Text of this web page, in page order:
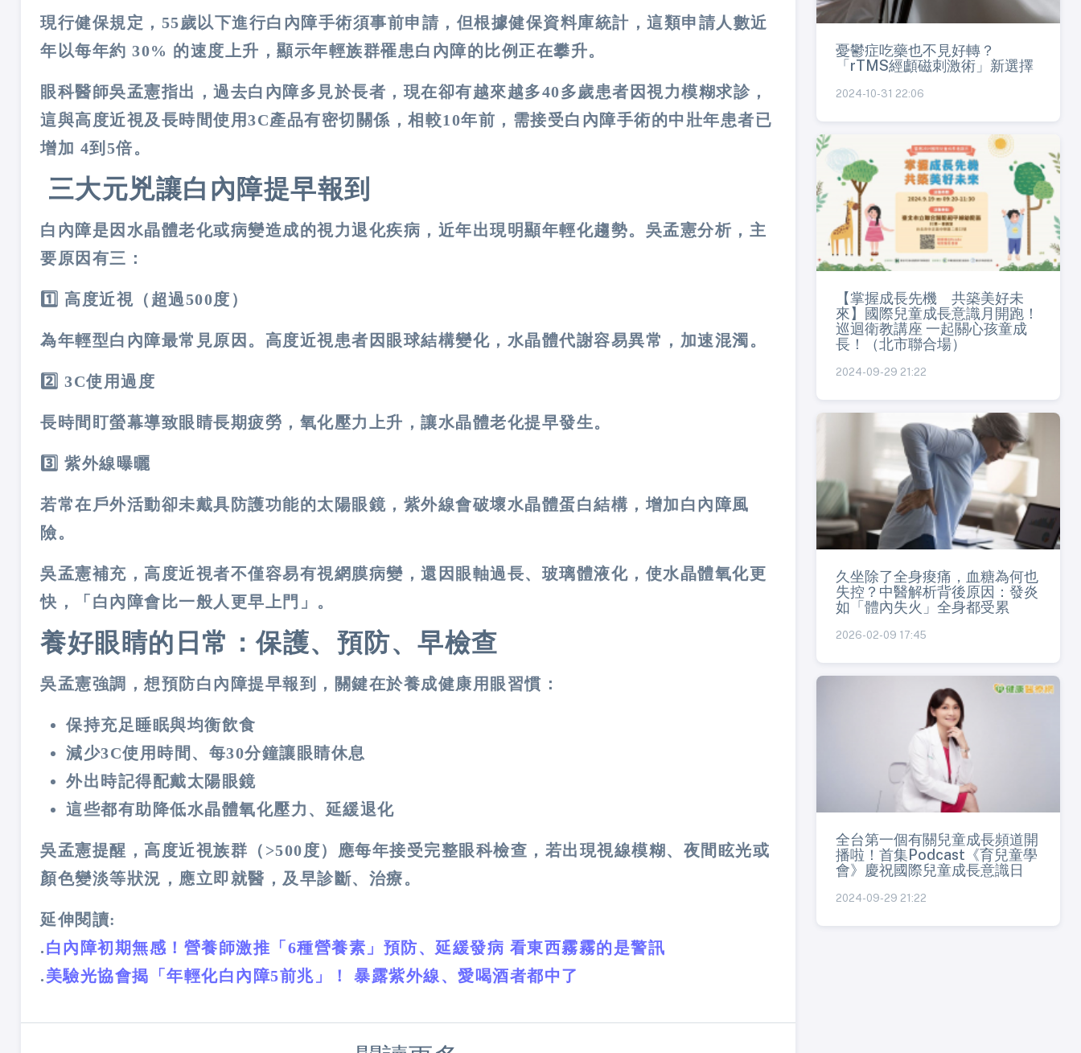
現行健保規定， 55歲以下進行白內障手術須事前申請，但根據健保資料庫統計，這類申請人數近
年以每年約 30% 的速度上升，顯示年輕族群罹患白內障的比例正在攀升。
眼科醫師吳孟憲指出，過去白內障多見於長者，現在卻有越來越多40多歲患者因視力模糊求診，
這與高度近視及長時間使用3C產品有密切關係，相較10年前，需接受白內障手術的中壯年患者已
增加 4到 5倍。
三大元兇讓白內障提早報到
白內障是因水晶體老化或病變造成的視力退化疾病，近年出現明顯年輕化趨勢。吳孟憲分析，主
要原因有三：
1️ 高度近視（超過500度）
為年輕型白內障最常見原因。高度近視患者因眼球結構變化，水晶體代謝容易異常，加速混濁。
2️ 3C使用過度
長時間盯螢幕導致眼睛長期疲勞，氧化壓力上升，讓水晶體老化提早發生。
3️ 紫外線曝曬
若常在戶外活動卻未戴具防護功能的太陽眼鏡，紫外線會破壞水晶體蛋白結構，增加白內障風
險。
吳孟憲補充，高度近視者不僅容易有視網膜病變，還因眼軸過長、玻璃體液化，使水晶體氧化更
快，「白內障會比一般人更早上門」。
養好眼睛的日常：保護、預防、早檢查
吳孟憲強調，想預防白內障提早報到，關鍵在於養成健康用眼習慣：
保持充足睡眠與均衡飲食
減少3C使用時間、每30分鐘讓眼睛休息
外出時記得配戴太陽眼鏡
這些都有助降低水晶體氧化壓力、延緩退化
吳孟憲提醒，高度近視族群（ >500度）應每年接受完整眼科檢查，若出現視線模糊、夜間眩光或
顏色變淡等狀況，應立即就醫，及早診斷、治療。
延伸閱讀:
.白內障初期無感！營養師激推「6種營養素」預防、延緩發病 看東西霧霧的是警訊
.美驗光協會揭「年輕化白內障5前兆」！ 暴露紫外線、愛喝酒者都中了
憂鬱症吃藥也不見好轉？
「rTMS經顱磁刺激術」新選擇
2024-10-31 22:06
【掌握成長先機 共築美好未
來】國際兒童成長意識月開跑！
巡迴衛教講座 一起關心孩童成
長！（北市聯合場）
2024-09-29 21:22
久坐除了全身痠痛，血糖為何也
失控？中醫解析背後原因：發炎
如「體內失火」全身都受累
2026-02-09 17:45
全台第一個有關兒童成長頻道開
播啦！首集Podcast《育兒童學
會》慶祝國際兒童成長意識日
2024-09-29 21:22